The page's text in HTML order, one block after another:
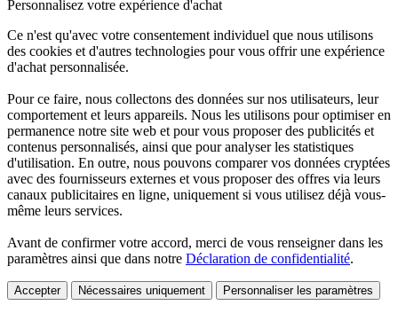
Personnalisez votre expérience d'achat
Ce n'est qu'avec votre consentement individuel que nous utilisons
des cookies et d'autres technologies pour vous offrir une expérience
d'achat personnalisée.
Pour ce faire, nous collectons des données sur nos utilisateurs, leur
comportement et leurs appareils. Nous les utilisons pour optimiser en
permanence notre site web et pour vous proposer des publicités et
contenus personnalisés, ainsi que pour analyser les statistiques
d'utilisation. En outre, nous pouvons comparer vos données cryptées
avec des fournisseurs externes et vous proposer des offres via leurs
canaux publicitaires en ligne, uniquement si vous utilisez déjà vous-
même leurs services.
Avant de confirmer votre accord, merci de vous renseigner dans les
paramètres ainsi que dans notre Déclaration de confidentialité.
Accepter Nécessaires uniquement Personnaliser les paramètres